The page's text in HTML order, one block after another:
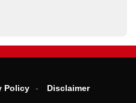
Policy Disclaimer